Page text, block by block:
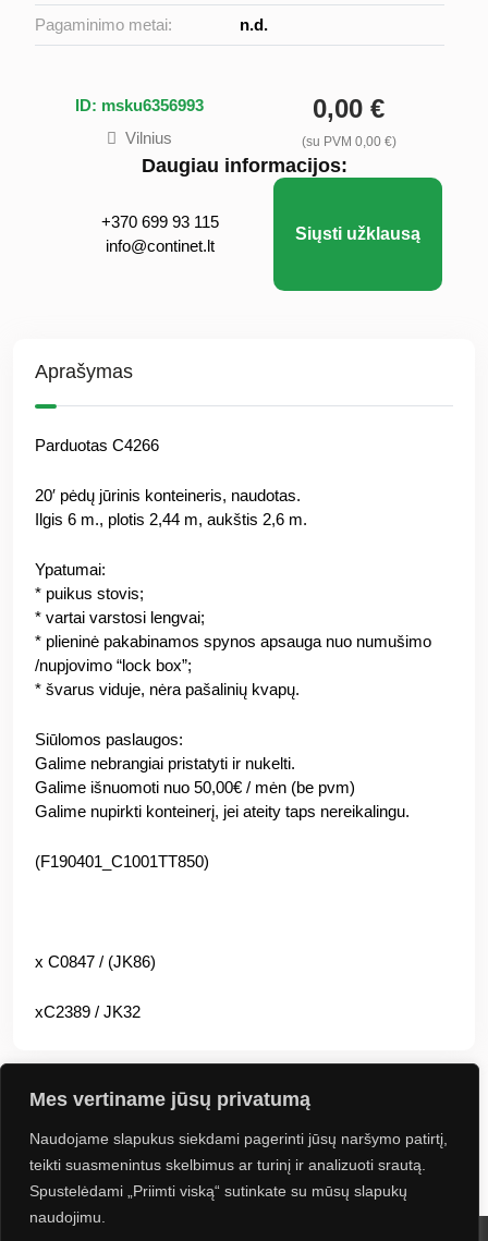
Mes vertiname jūsų privatumą
Naudojame slapukus siekdami pagerinti jūsų naršymo patirtį,
teikti suasmenintus skelbimus ar turinį ir analizuoti srautą.
Spustelėdami „Priimti viską“ sutinkate su mūsų slapukų
naudojimu.
Pagaminimo metai: n.d.
ID: msku6356993
Vilnius
0,00 €
(su PVM 0,00 €)
Daugiau informacijos:
+370 699 93 115
info@continet.lt
Siųsti užklausą
Aprašymas
Parduotas C4266
20′ pėdų jūrinis konteineris, naudotas.
Ilgis 6 m., plotis 2,44 m, aukštis 2,6 m.
Ypatumai:
* puikus stovis;
* vartai varstosi lengvai;
* plieninė pakabinamos spynos apsauga nuo numušimo
/nupjovimo “lock box”;
* švarus viduje, nėra pašalinių kvapų.
Siūlomos paslaugos:
Galime nebrangiai pristatyti ir nukelti.
Galime išnuomoti nuo 50,00€ / mėn (be pvm)
Galime nupirkti konteinerį, jei ateity taps nereikalingu.
(F190401_C1001TT850)
x C0847 / (JK86)
xC2389 / JK32
Jus gali sudominti